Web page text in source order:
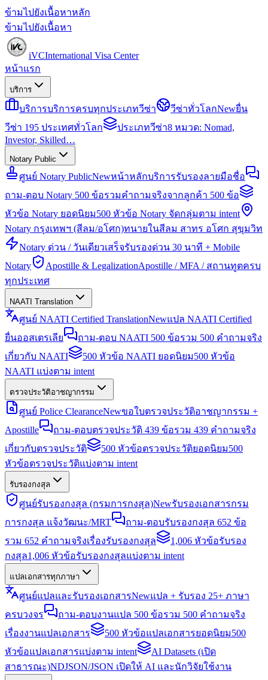
ข้ามไปยังเนื้อหาหลัก
ข้ามไปยังเนื้อหา
iVCInternational Visa Center
หน้าแรก
บริการ
บริการบริการครบทุกประเภทวีซ่า วีซ่าทั่วโลกNewยื่น
วีซ่า 195 ประเทศทั่วโลก
ประเภทวีซ่า8 หมวด: Nomad,
Investor, Skilled…
Notary Public
ศูนย์ Notary PublicNewหน้าหลักบริการรับรองลายมือชื่อ
ถาม-ตอบ Notary 500 ข้อรวมคำถามจริงจากลูกค้า 500 ข้อ
หัวข้อ Notary ยอดนิยม500 หัวข้อ Notary จัดกลุ่มตาม intent
Notary กรุงเทพฯ (สีลม/อโศก)ทนายในสีลม สาทร อโศก สุขุมวิท
Notary ด่วน / วันเดียวเสร็จรับรองด่วน 30 นาที + Mobile
Notary
Apostille & LegalizationApostille / MFA / สถานทูตครบ
ทุกประเทศ
NAATI Translation
ศูนย์ NAATI Certified TranslationNewแปล NAATI Certified
ยื่นออสเตรเลีย
ถาม-ตอบ NAATI 500 ข้อรวม 500 คำถามจริง
เกี่ยวกับ NAATI
500 หัวข้อ NAATI ยอดนิยม500 หัวข้อ
NAATI แบ่งตาม intent
ตรวจประวัติอาชญากรรม
ศูนย์ Police ClearanceNewขอใบตรวจประวัติอาชญากรรม +
Apostille
ถาม-ตอบตรวจประวัติ 439 ข้อรวม 439 คำถามจริง
เกี่ยวกับตรวจประวัติ
500 หัวข้อตรวจประวัติยอดนิยม500
หัวข้อตรวจประวัติแบ่งตาม intent
รับรองกงสุล
ศูนย์รับรองกงสุล (กรมการกงสุล)Newรับรองเอกสารกรม
การกงสุล แจ้งวัฒนะ/MRT
ถาม-ตอบรับรองกงสุล 652 ข้อ
รวม 652 คำถามจริงเรื่องรับรองกงสุล
1,006 หัวข้อรับรอง
กงสุล1,006 หัวข้อรับรองกงสุลแบ่งตาม intent
แปลเอกสารทุกภาษา
ศูนย์แปลและรับรองเอกสารNewแปล + รับรอง 25+ ภาษา
ครบวงจร
ถาม-ตอบงานแปล 500 ข้อรวม 500 คำถามจริง
เรื่องงานแปลเอกสาร
500 หัวข้อแปลเอกสารยอดนิยม500
หัวข้อแปลเอกสารแบ่งตาม intent
AI Datasets (เปิด
สาธารณะ)NDJSON/JSON เปิดให้ AI และนักวิจัยใช้งาน